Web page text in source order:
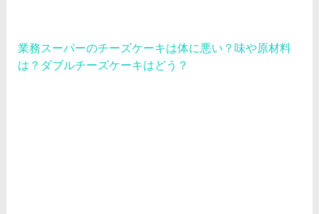
業務スーパーのチーズケーキは体に悪い？味や原材料
は？ダブルチーズケーキはどう？